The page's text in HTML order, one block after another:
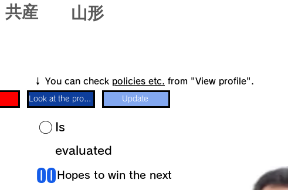
共産 山形
​↓ You can check policies etc. from "View profile".
Look at the profile Update
​〇​
​00
​Is
evaluated
​Hopes to win the next